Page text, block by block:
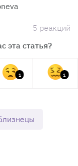
5 реакций
эта статья?
1 1